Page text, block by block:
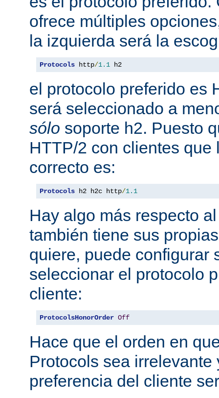
ofrece múltiples
la izquierda será la
Protocols http/1.1 h2
el protocolo preferido es
será seleccionado a
sólo soporte h2. Puesto
HTTP/2 con clientes que
correcto es:
Protocols h2 h2c http/1.1
Hay algo más respecto
también tiene sus
quiere, puede configurar
seleccionar el protocolo
cliente:
ProtocolsHonorOrder Off
Hace que el orden en
Protocols sea irrelevante
preferencia del cliente